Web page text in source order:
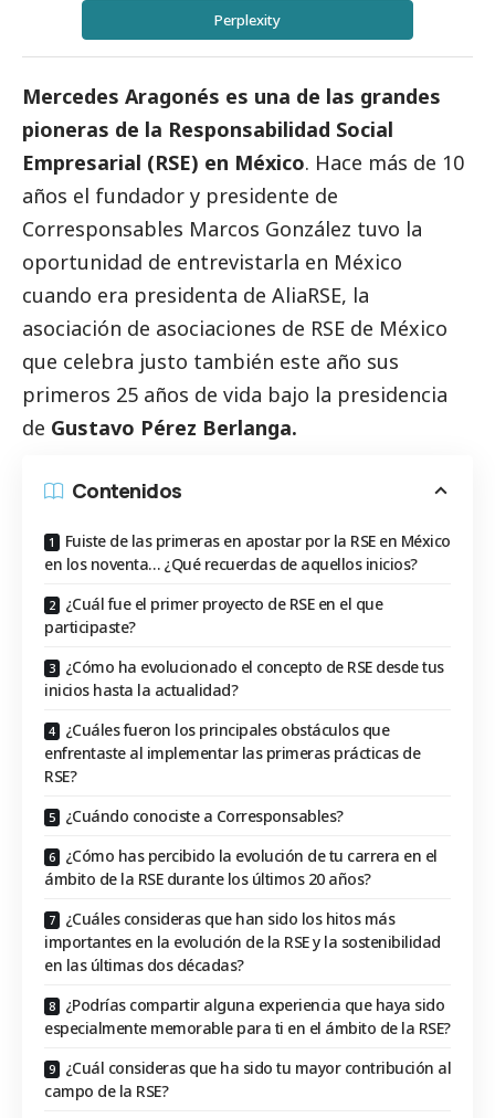
Perplexity
Mercedes Aragonés es una de las grandes
pioneras de la Responsabilidad Social
Empresarial (RSE) en México. Hace más de 10
años el fundador y presidente de
Corresponsables Marcos González tuvo la
oportunidad de entrevistarla en México
cuando era presidenta de AliaRSE, la
asociación de asociaciones de RSE de México
que celebra justo también este año sus
primeros 25 años de vida bajo la presidencia
de Gustavo Pérez Berlanga.
Contenidos
Fuiste de las primeras en apostar por la RSE en México
en los noventa… ¿Qué recuerdas de aquellos inicios?
¿Cuál fue el primer proyecto de RSE en el que
participaste?
¿Cómo ha evolucionado el concepto de RSE desde tus
inicios hasta la actualidad?
¿Cuáles fueron los principales obstáculos que
enfrentaste al implementar las primeras prácticas de
RSE?
¿Cuándo conociste a Corresponsables?
¿Cómo has percibido la evolución de tu carrera en el
ámbito de la RSE durante los últimos 20 años?
¿Cuáles consideras que han sido los hitos más
importantes en la evolución de la RSE y la sostenibilidad
en las últimas dos décadas?
¿Podrías compartir alguna experiencia que haya sido
especialmente memorable para ti en el ámbito de la RSE?
¿Cuál consideras que ha sido tu mayor contribución al
campo de la RSE?